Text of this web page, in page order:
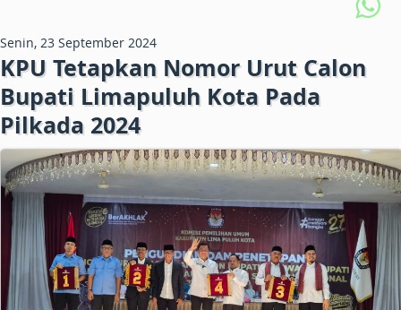
Senin, 23 September 2024
KPU Tetapkan Nomor Urut Calon
Bupati Limapuluh Kota Pada
Pilkada 2024